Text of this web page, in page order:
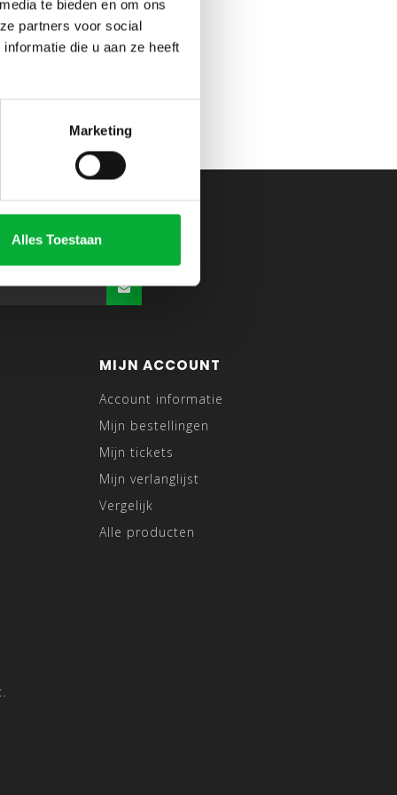
te bieden en om ons
partners voor social
die u aan ze heeft
Marketing
Alles Toestaan
MIJN ACCOUNT
Account informatie
Mijn bestellingen
Mijn tickets
Mijn verlanglijst
Vergelijk
Alle producten